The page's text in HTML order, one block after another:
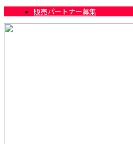
販売パートナー募集